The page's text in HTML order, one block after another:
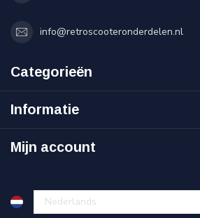
info@retroscooteronderdelen.nl
Categorieën
Informatie
Mijn account